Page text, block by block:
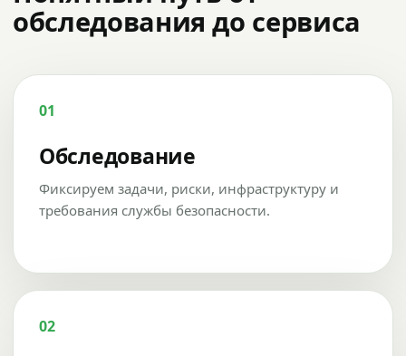
обследования до сервиса
01
Обследование
Фиксируем задачи, риски, инфраструктуру и
требования службы безопасности.
02